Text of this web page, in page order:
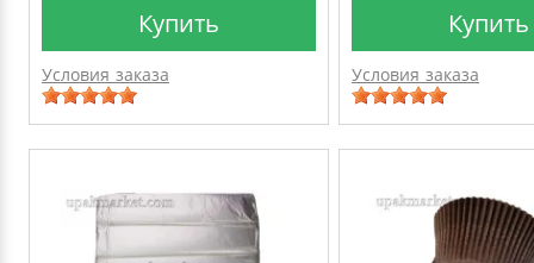
Купить
Условия заказа
Купить
Условия заказа